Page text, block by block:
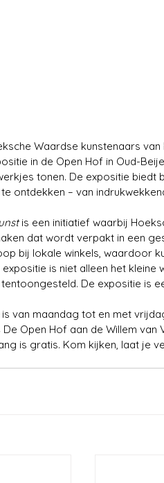
Waardse kunstenaars
in de Open Hof in Oud-
tonen. De expositie biedt
ontdekken – van
is een initiatief waarbij
dat wordt verpakt in een
bij lokale winkels, waardoor
expositie is niet alleen het
De expositie is
van maandag tot en met
Open Hof aan de Willem van
is gratis. Kom kijken, laat je